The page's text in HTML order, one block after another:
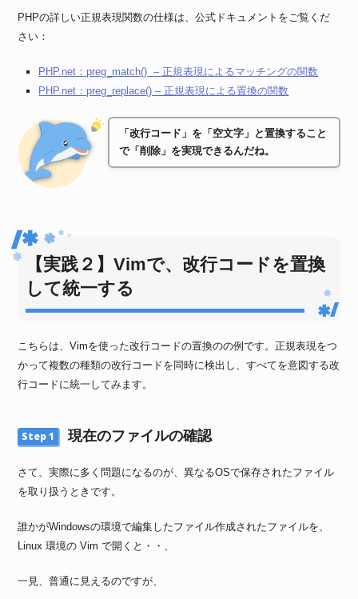
PHPの詳しい正規表現関数の仕様は、公式ドキュメントをご覧くだ
さい：
PHP.net：preg_match() – 正規表現によるマッチングの関数
PHP.net：preg_replace() – 正規表現による置換の関数
「改行コード」を「空文字」と置換すること
で「削除」を実現できるんだね。
【実践２】Vimで、改行コードを置換
して統一する
こちらは、Vimを使った改行コードの置換のの例です。正規表現をつ
かって複数の種類の改行コードを同時に検出し、すべてを意図する改
行コードに統一してみます。
Step 1 現在のファイルの確認
さて、実際に多く問題になるのが、異なるOSで保存されたファイル
を取り扱うときです。
誰かがWindowsの環境で編集したファイル作成されたファイルを、
Linux 環境の Vim で開くと・・、
一見、普通に見えるのですが、